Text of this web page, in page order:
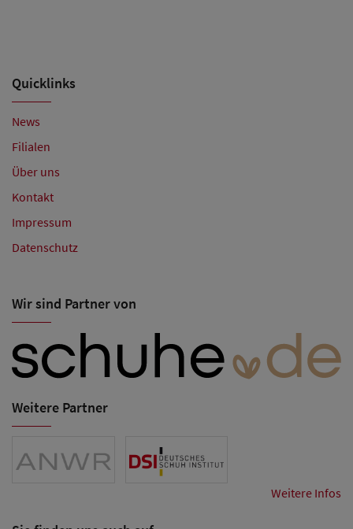
Quicklinks
News
Filialen
Über uns
Kontakt
Impressum
Datenschutz
Wir sind Partner von
Weitere Partner
Weitere Infos